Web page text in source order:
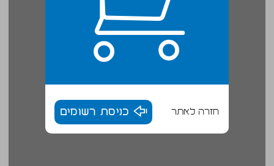
חזרה לאתר כניסת רשומים